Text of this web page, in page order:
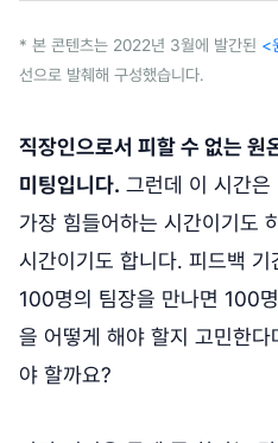
* 본 콘텐츠는 2022년 3월에 발간된 <
선으로 발췌해 구성했습니다.
직장인으로서 피할 수 없는 원
미팅입니다. 그런데 이 시간
가장 힘들어하는 시간이기도
시간이기도 합니다. 피드백 기
100명의 팀장을 만나면 100
을 어떻게 해야 할지 고민한
야 할까요?